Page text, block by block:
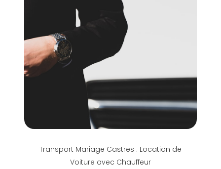
Transport Mariage Castres : Location de
Voiture avec Chauffeur